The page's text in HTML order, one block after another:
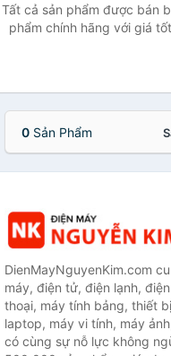
Tất cả sản phẩm được bán
phẩm chính hãng với giá
0 Sản Phẩm
DienMayNguyenKim.com
máy, điện tử, điện lạnh,
thoại, máy tính bảng, thiết
laptop, máy vi tính, máy
có cùng sự nỗ lực không